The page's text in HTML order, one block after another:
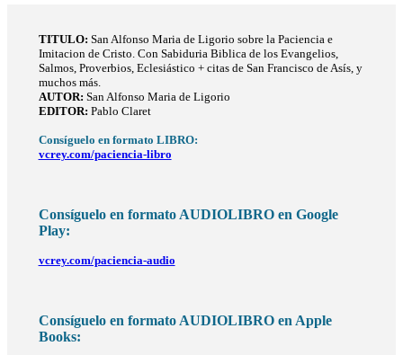
TITULO: San Alfonso Maria de Ligorio sobre la Paciencia e
Imitacion de Cristo. Con Sabiduria Biblica de los Evangelios,
Salmos, Proverbios, Eclesiástico + citas de San Francisco de Asís, y
muchos más.
AUTOR: San Alfonso Maria de Ligorio
EDITOR: Pablo Claret
Consíguelo en formato LIBRO:
vcrey.com/paciencia-libro
Consíguelo en formato AUDIOLIBRO en Google
Play:
vcrey.com/paciencia-audio
Consíguelo en formato AUDIOLIBRO en Apple
Books: